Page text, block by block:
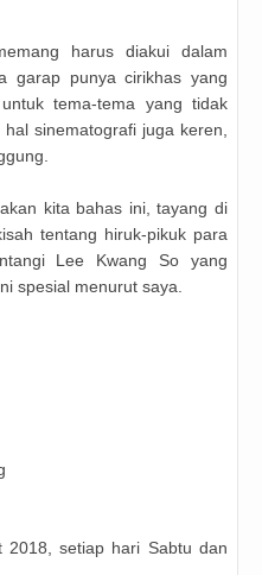
harus diakui dalam
garap punya cirikhas yang
tema-tema yang tidak
sinematografi juga keren,
kita bahas ini, tayang di
tentang hiruk-pikuk para
Lee Kwang So yang
spesial menurut saya.
setiap hari Sabtu dan